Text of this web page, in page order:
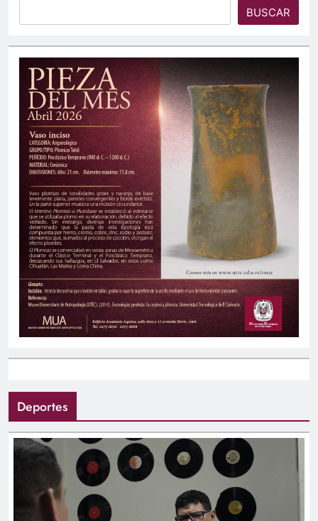
BUSCAR
Deportes